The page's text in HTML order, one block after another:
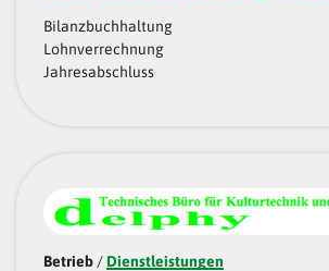
Bilanzbuchhaltung
Lohnverrechnung
Jahresabschluss
Betrieb / Dienstleistungen